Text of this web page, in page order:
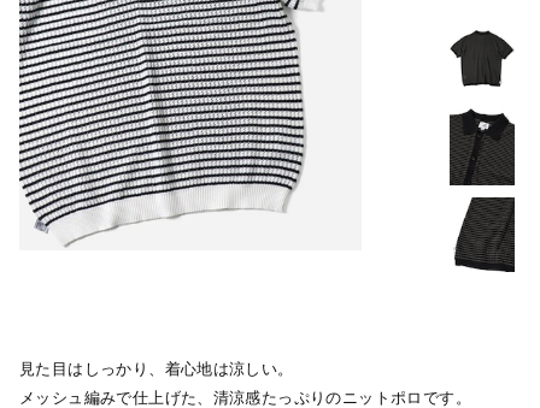
見た目はしっかり、着心地は涼しい。
メッシュ編みで仕上げた、清涼感たっぷりのニットポロです。